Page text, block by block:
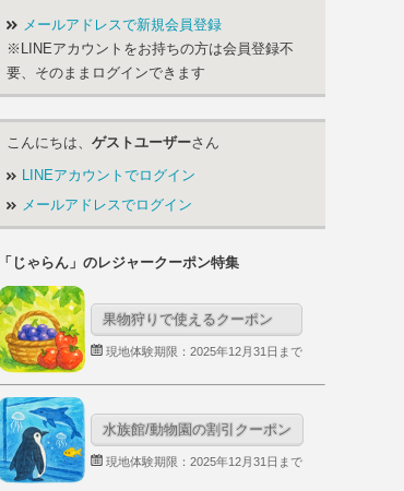
メールアドレスで新規会員登録
※LINEアカウントをお持ちの方は会員登録不
要、そのままログインできます
こんにちは、 ゲストユーザーさん
LINEアカウントでログイン
メールアドレスでログイン
「じゃらん」のレジャークーポン特集
果物狩りで使えるクーポン
現地体験期限：2025年12月31日まで
水族館/動物園の割引クーポン
現地体験期限：2025年12月31日まで